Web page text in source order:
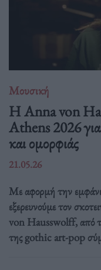
Μουσική
Η Anna von
Athens 2026 για
και ομορφιάς
21.05.26
Με αφορμή την
εξερευνούμε τον
von Hausswolff, από
της gothic art-pop